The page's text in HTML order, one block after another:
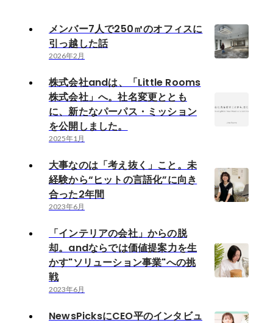
メンバー7人で250㎡のオフィスに
引っ越した話
2026年2月
株式会社andは、「Little Rooms
株式会社」へ。社名変更ととも
に、新たなパーパス・ミッション
を公開しました。
2025年1月
大事なのは「考え抜く」こと。未
経験から“ヒットの言語化”に向き
合った2年間
2023年6月
「インテリアの会社」からの脱
却。andならでは価値提案力を生
かす"ソリューション事業"への挑
戦
2023年6月
NewsPicksにCEO平のインタビュ